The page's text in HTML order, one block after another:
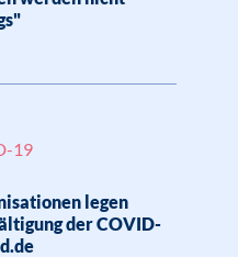
19
legen
der COVID-